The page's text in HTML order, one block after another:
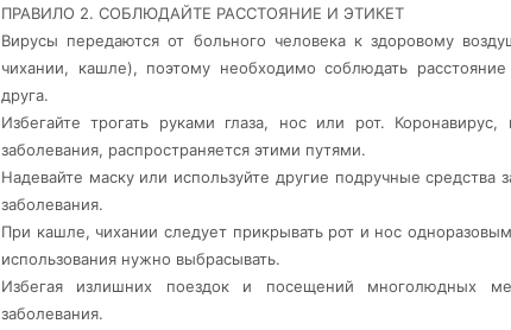
ПРАВИЛО 2. СОБЛЮДАЙТЕ РАССТОЯНИЕ И ЭТИКЕТ
Вирусы передаются от больного человека к здоровому
чихании, кашле), поэтому необходимо соблюдать
друга.
Избегайте трогать руками глаза, нос или рот.
заболевания, распространяется этими путями.
Надевайте маску или используйте другие подручные средства
заболевания.
При кашле, чихании следует прикрывать рот и нос
использования нужно выбрасывать.
Избегая излишних поездок и посещений многолюдных
заболевания.